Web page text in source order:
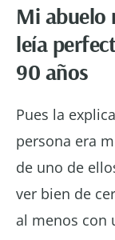
Mi abuelo
leía
90 años
Pues la
persona era
de uno de
ver bien de
al menos con